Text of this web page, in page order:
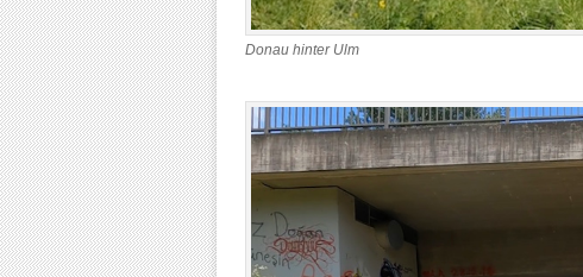
Donau hinter Ulm